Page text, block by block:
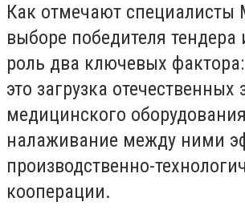
Как отмечают специалисты
выборе победителя тендера
роль два ключевых
это загрузка отечественных
медицинского
налаживание между ними
производственно-
кооперации.